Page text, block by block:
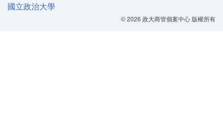
國立政治大學
© 2026 政大商管個案中心 版權所有